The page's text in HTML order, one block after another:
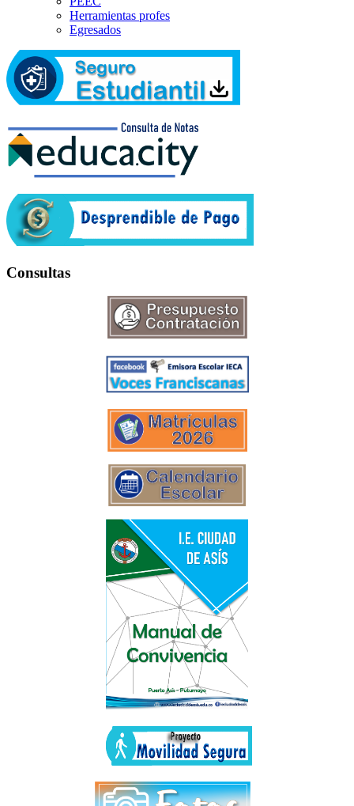
Herramientas profes
Egresados
Consultas